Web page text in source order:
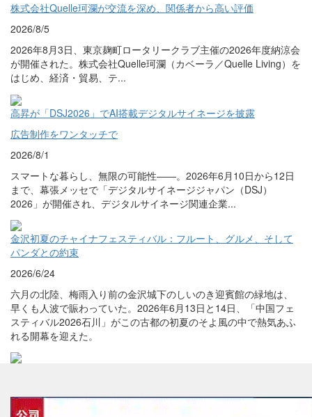
株式会社Quelle珂瀾が交流を深め、関係者から高い評価
2026/8/5
2026年8月3日、東京麹町ロータリークラブ主催の2026年度納涼会
が開催された。株式会社Quelle珂瀾（カベーラ／Quelle Living）を
はじめ、経済・貿易、テ...
高昇が「DSJ2026」でAI搭載デジタルサイネージを披露
広告制作をワンタッチで
2026/8/1
スマートな暮らし、無限の可能性――。2026年6月10日から12日
まで、幕張メッセで「デジタルサイネージジャパン（DSJ）
2026」が開催され、デジタルサイネージ関連企業...
金沢初夏のチャイナフェスティバル：フルート、グルメ、そして
パンダとの約束
2026/6/24
六月の北陸、梅雨入り前の金沢城下のしいのき迎賓館の緑地は、
早くも人波で賑わっていた。2026年6月13日と14日、「中国フェ
スティバル2026石川」がこの古都の初夏のそよ風の中で熱気あふ
れる開幕を迎えた。